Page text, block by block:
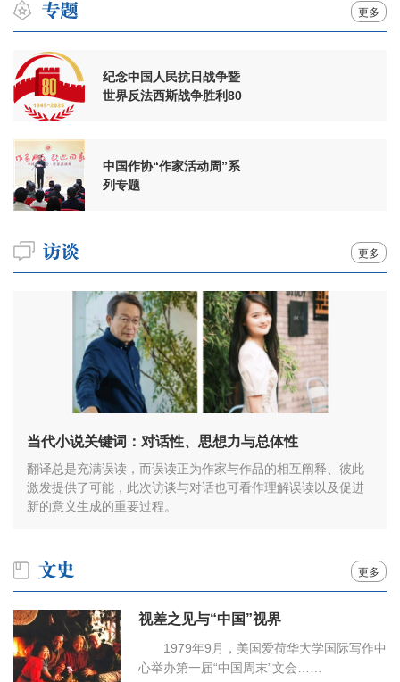
更多
纪念中国人民抗日战争暨
世界反法西斯战争胜利80
中国作协“作家活动周”系
列专题
更多
当代小说关键词：对话性、思想力与总体性
翻译总是充满误读，而误读正为作家与作品的相互阐释、彼此
激发提供了可能，此次访谈与对话也可看作理解误读以及促进
新的意义生成的重要过程。
更多
视差之见与“中国”视界
1979年9月，美国爱荷华大学国际写作中
心举办第一届“中国周末”文会……